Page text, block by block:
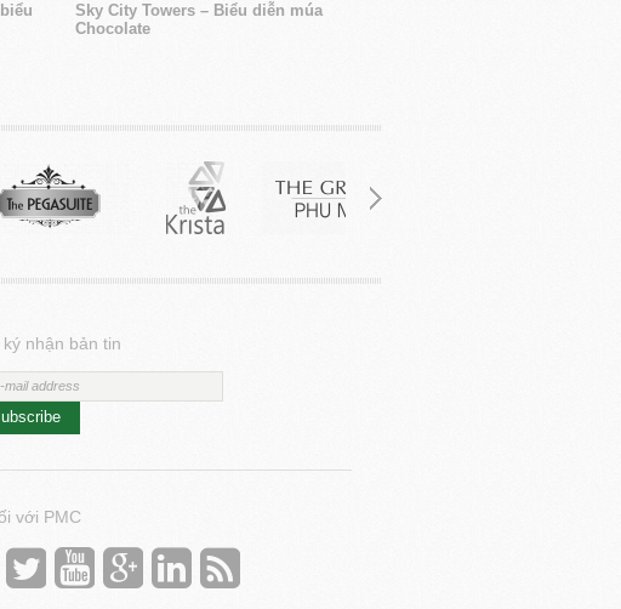
Sky City Towers – Biểu diễn múa
Chocolate
nhận bản tin
với PMC